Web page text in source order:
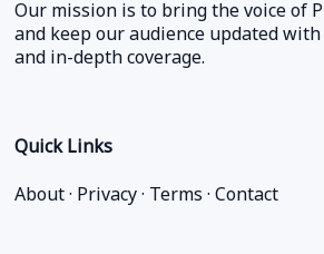
Our mission is to bring the voice of
and keep our audience updated
and in-depth coverage.
Quick Links
About· Privacy· Terms ·Contact